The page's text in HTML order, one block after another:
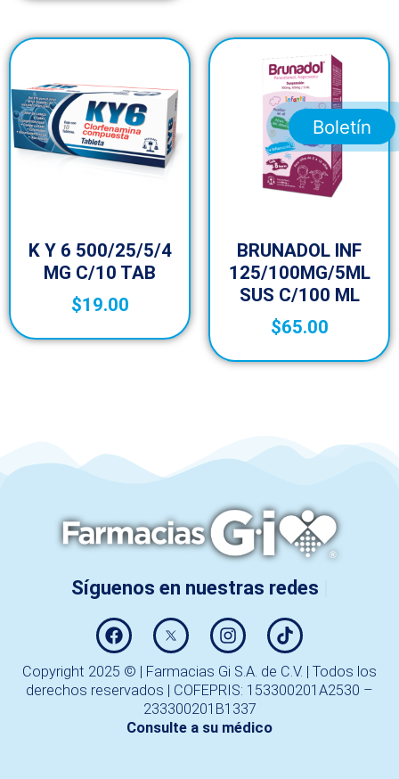
K Y 6 500/25/5/4
MG C/10 TAB
$19.00
BRUNADOL INF
125/100MG/5ML
SUS C/100 ML
$65.00
Boletín
Copyright 2025 © | Farmacias Gi S.A. de C.V. | Todos los
derechos reservados | COFEPRIS: 153300201A2530 –
233300201B1337
Consulte a su médico